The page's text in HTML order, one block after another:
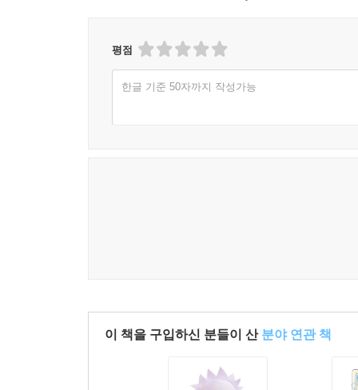
평점
한글 기준 50자까지 작성가능
이 책을 구입하신 분들이 산 분야 연관 책